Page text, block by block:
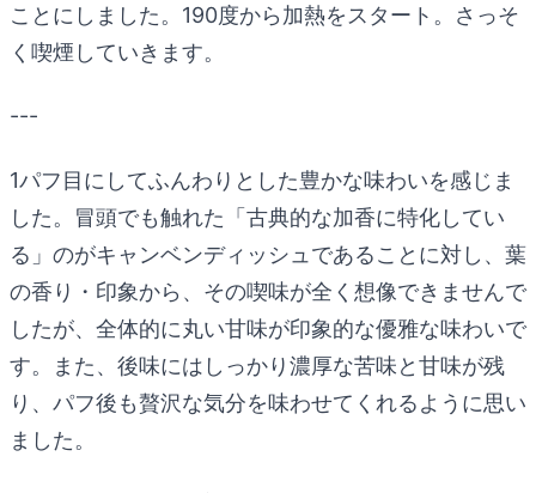
ことにしました。190度から加熱をスタート。さっそ
く喫煙していきます。
---
1パフ目にしてふんわりとした豊かな味わいを感じま
した。冒頭でも触れた「古典的な加香に特化してい
る」のがキャンベンディッシュであることに対し、葉
の香り・印象から、その喫味が全く想像できませんで
したが、全体的に丸い甘味が印象的な優雅な味わいで
す。また、後味にはしっかり濃厚な苦味と甘味が残
り、パフ後も贅沢な気分を味わせてくれるように思い
ました。